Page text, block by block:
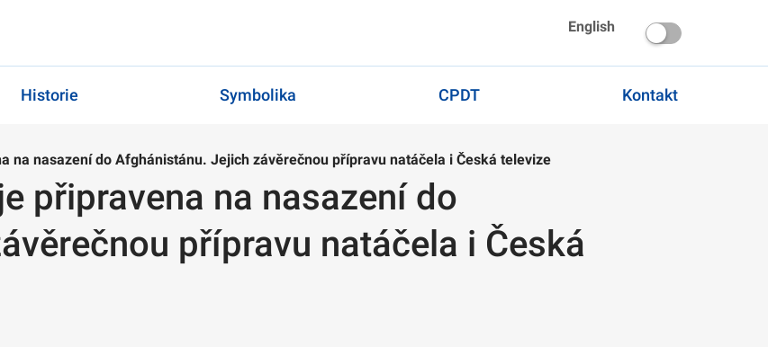
English
Historie Symbolika CPDT Kontakt
na nasazení do Afghánistánu. Jejich závěrečnou přípravu natáčela i Česká televize
připravena na nasazení do
přípravu natáčela i Česká